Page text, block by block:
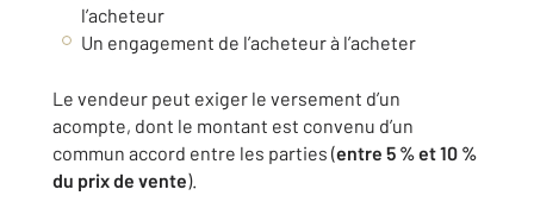
l’acheteur
Un engagement de l’acheteur à l’acheter
Le vendeur peut exiger le versement d’un
acompte, dont le montant est convenu d’un
commun accord entre les parties (entre 5 % et 10 %
du prix de vente).